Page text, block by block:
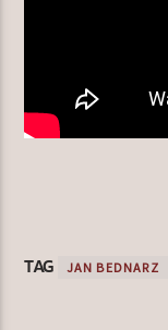
TAG JAN BEDNARZ